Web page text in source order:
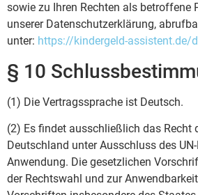
sowie zu Ihren Rechten als betroffene
unserer Datenschutzerklärung,
unter: https://kindergeld-assistent.de/
§ 10
(1) Die Vertragssprache ist Deutsch.
(2) Es findet ausschließlich das Recht
Deutschland unter Ausschluss des
Anwendung. Die gesetzlichen
der Rechtswahl und zur